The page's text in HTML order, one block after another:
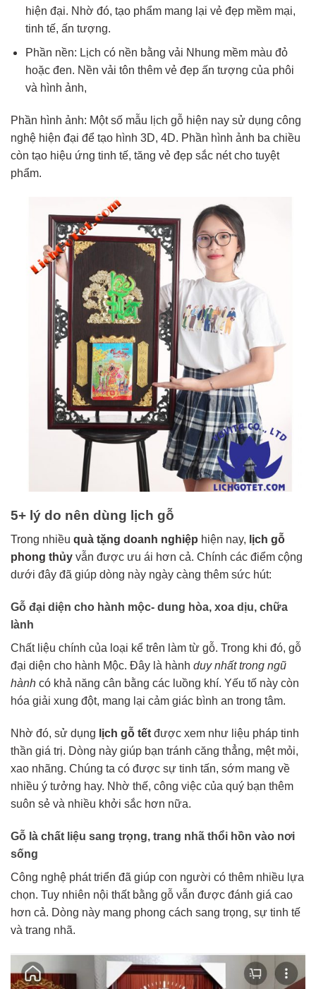
hiện đại. Nhờ đó, tạo phẩm mang lại vẻ đẹp mềm mại,
tinh tế, ấn tượng.
Phần nền: Lịch có nền bằng vải Nhung mềm màu đỏ
hoặc đen. Nền vải tôn thêm vẻ đẹp ấn tượng của phôi
và hình ảnh,
Phần hình ảnh: Một số mẫu lịch gỗ hiện nay sử dụng công
nghệ hiện đại để tạo hình 3D, 4D. Phần hình ảnh ba chiều
còn tạo hiệu ứng tinh tế, tăng vẻ đẹp sắc nét cho tuyệt
phẩm.
5+ lý do nên dùng lịch gỗ
Trong nhiều quà tặng doanh nghiệp hiện nay, lịch gỗ
phong thủy vẫn được ưu ái hơn cả. Chính các điểm cộng
dưới đây đã giúp dòng này ngày càng thêm sức hút:
Gỗ đại diện cho hành mộc- dung hòa, xoa dịu, chữa
lành
Chất liệu chính của loại kể trên làm từ gỗ. Trong khi đó, gỗ
đại diện cho hành Mộc. Đây là hành duy nhất trong ngũ
hành có khả năng cân bằng các luồng khí. Yếu tố này còn
hóa giải xung đột, mang lại cảm giác bình an trong tâm.
Nhờ đó, sử dụng lịch gỗ tết được xem như liệu pháp tinh
thần giá trị. Dòng này giúp bạn tránh căng thẳng, mệt mỏi,
xao nhãng. Chúng ta có được sự tinh tấn, sớm mang về
nhiều ý tưởng hay. Nhờ thế, công việc của quý bạn thêm
suôn sẻ và nhiều khởi sắc hơn nữa.
Gỗ là chất liệu sang trọng, trang nhã thổi hồn vào nơi
sống
Công nghệ phát triển đã giúp con người có thêm nhiều lựa
chọn. Tuy nhiên nội thất bằng gỗ vẫn được đánh giá cao
hơn cả. Dòng này mang phong cách sang trọng, sự tinh tế
và trang nhã.